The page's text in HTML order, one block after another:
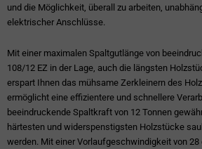
und die Möglichkeit, überall zu arbeiten,
elektrischer Anschlüsse.
Mit einer maximalen Spaltgutlänge von
108/12 EZ in der Lage, auch die längsten
erspart Ihnen das mühsame Zerkleinern des
ermöglicht eine effizientere und schnellere
beeindruckende Spaltkraft von 12 Tonnen
härtesten und widerspenstigsten Holzstücke
werden. Mit einer Vorlaufgeschwindigkeit von